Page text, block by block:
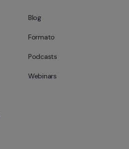
Blog
Formato
Podcasts
Webinars